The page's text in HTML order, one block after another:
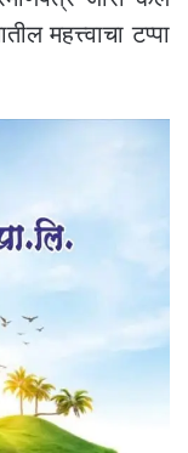
महत्त्वाचा टप्पा